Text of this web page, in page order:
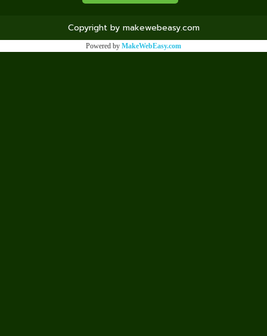
Copyright by makewebeasy.com
Powered by MakeWebEasy.com